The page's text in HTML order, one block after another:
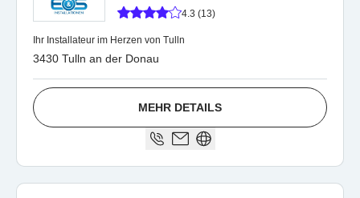
4.3 (13)
Ihr Installateur im Herzen von Tulln
3430 Tulln an der Donau
MEHR DETAILS